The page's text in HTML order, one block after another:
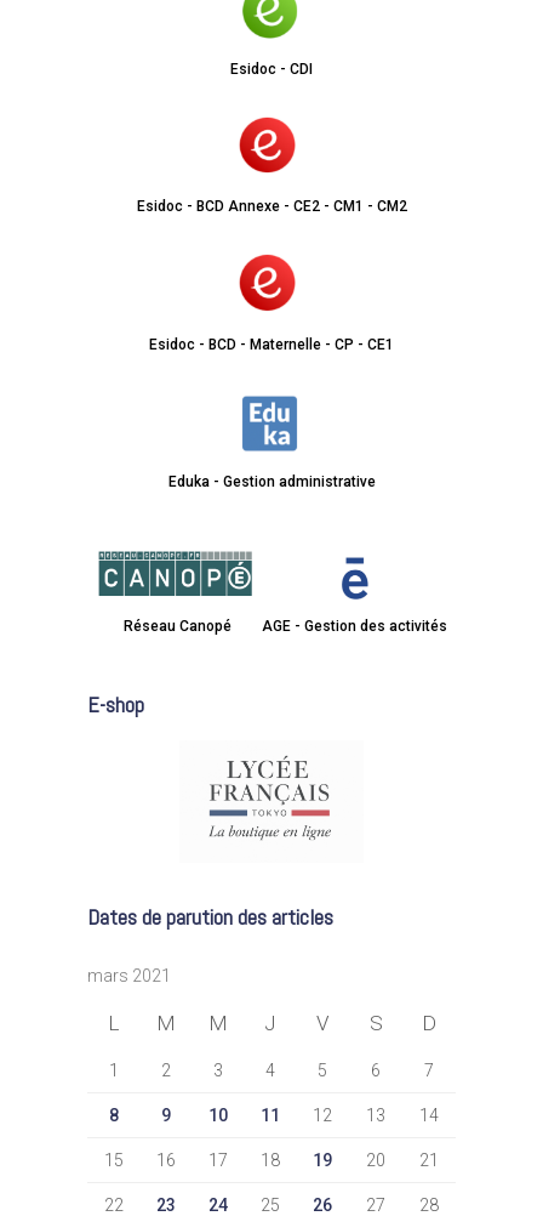
Esidoc - CDI
Esidoc - BCD Annexe - CE2 - CM1 - CM2
Esidoc - BCD - Maternelle - CP - CE1
Eduka - Gestion administrative
Réseau Canopé AGE - Gestion des activités
E-shop
Dates de parution des articles
mars 2021
L M M J V S D
1 2 3 4 5 6 7
8 9 10 11 12 13 14
15 16 17 18 19 20 21
22 23 24 25 26 27 28